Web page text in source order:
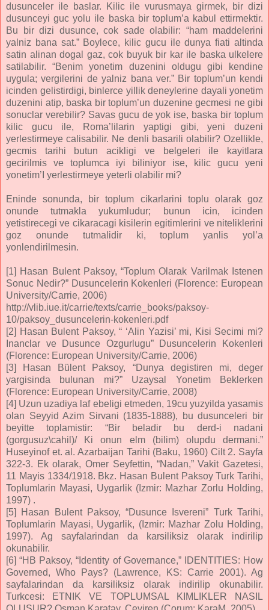
dusunceler ile baslar. Kilic ile vurusmaya girmek, bir dizi
dusunceyi guc yolu ile baska bir toplum’a kabul ettirmektir.
Bu bir dizi dusunce, cok sade olabilir: “ham maddelerini
yalniz bana sat.” Boylece, kilic gucu ile dunya fiati altinda
satin alinan dogal gaz, cok buyuk bir kar ile baska ulkelere
satilabilir. “Benim yonetim duzenini oldugu gibi kendine
uygula; vergilerini de yalniz bana ver.” Bir toplum’un kendi
icinden gelistirdigi, binlerce yillik deneylerine dayali yonetim
duzenini atip, baska bir toplum’un duzenine gecmesi ne gibi
sonuclar verebilir? Savas gucu de yok ise, baska bir toplum
kilic gucu ile, Roma’lilarin yaptigi gibi, yeni duzeni
yerlestirmeye calisabilir. Ne denli basarili olabilir? Ozellikle,
gecmis tarihi butun acikligi ve belgeleri ile kayitlara
gecirilmis ve toplumca iyi biliniyor ise, kilic gucu yeni
yonetim’I yerlestirmeye yeterli olabilir mi?
Eninde sonunda, bir toplum cikarlarini toplu olarak goz
onunde tutmakla yukumludur; bunun icin, icinden
yetistirecegi ve cikaracagi kisilerin egitimlerini ve niteliklerini
goz onunde tutmalidir ki, toplum yanlis yol’a
yonlendirilmesin.
[1] Hasan Bulent Paksoy, “Toplum Olarak Varilmak Istenen
Sonuc Nedir?” Dusuncelerin Kokenleri (Florence: European
University/Carrie, 2006)
http://vlib.iue.it/carrie/texts/carrie_books/paksoy-
10/paksoy_dusuncelerin-kokenleri.pdf
[2] Hasan Bulent Paksoy, “ ‘Alin Yazisi’ mi, Kisi Secimi mi?
Inanclar ve Dusunce Ozgurlugu” Dusuncelerin Kokenleri
(Florence: European University/Carrie, 2006)
[3] Hasan Bülent Paksoy, “Dunya degistiren mi, deger
yargisinda bulunan mi?” Uzaysal Yonetim Beklerken
(Florence: European University/Carrie, 2008)
[4] Uzun uzadiya laf ebeligi etmeden, 19cu yuzyilda yasamis
olan Seyyid Azim Sirvani (1835-1888), bu dusunceleri bir
beyitte toplamistir: “Bir beladir bu derd-i nadani
(gorgusuz\cahil)/ Ki onun elm (bilim) olupdu dermani.”
Huseyinof et. al. Azarbaijan Tarihi (Baku, 1960) Cilt 2. Sayfa
322-3. Ek olarak, Omer Seyfettin, “Nadan,” Vakit Gazetesi,
11 Mayis 1334/1918. Bkz. Hasan Bulent Paksoy Turk Tarihi,
Toplumlarin Mayasi, Uygarlik (Izmir: Mazhar Zorlu Holding,
1997) .
[5] Hasan Bulent Paksoy, “Dusunce Isvereni” Turk Tarihi,
Toplumlarin Mayasi, Uygarlik, (Izmir: Mazhar Zolu Holding,
1997). Ag sayfalarindan da karsiliksiz olarak indirilip
okunabilir.
[6] “HB Paksoy, “Identity of Governance,” IDENTITIES: How
Governed, Who Pays? (Lawrence, KS: Carrie 2001). Ag
sayfalarindan da karsiliksiz olarak indirilip okunabilir.
Turkcesi: ETNIK VE TOPLUMSAL KIMLIKLER NASIL